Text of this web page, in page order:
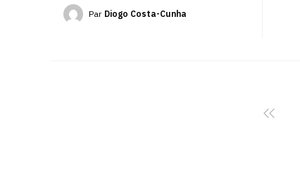
Par Diogo Costa-Cunha